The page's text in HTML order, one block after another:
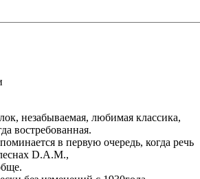
незабываемая, любимая классика,
востребованная.
в первую очередь, когда речь
D.A.M.,